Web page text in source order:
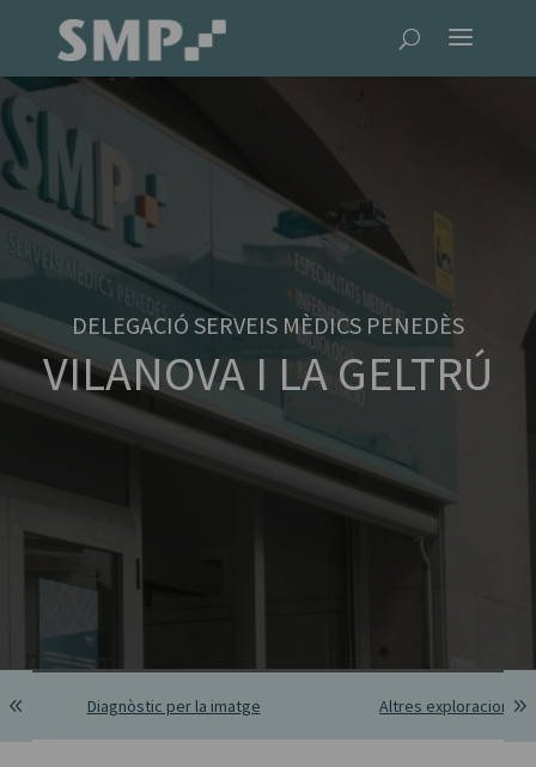
DELEGACIÓ SERVEIS MÈDICS PENEDÈS
VILANOVA I LA GELTRÚ
Diagnòstic per la imatge Altres exploracions